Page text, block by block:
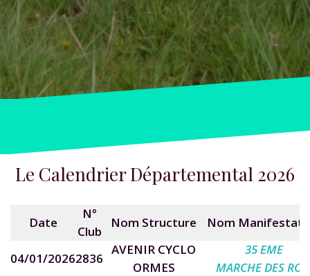
Le Calendrier Départemental 2026
Date
N°
Club
Nom Structure Nom
04/01/20262836
AVENIR CYCLO
ORMES
35 EME
MARCHE DES